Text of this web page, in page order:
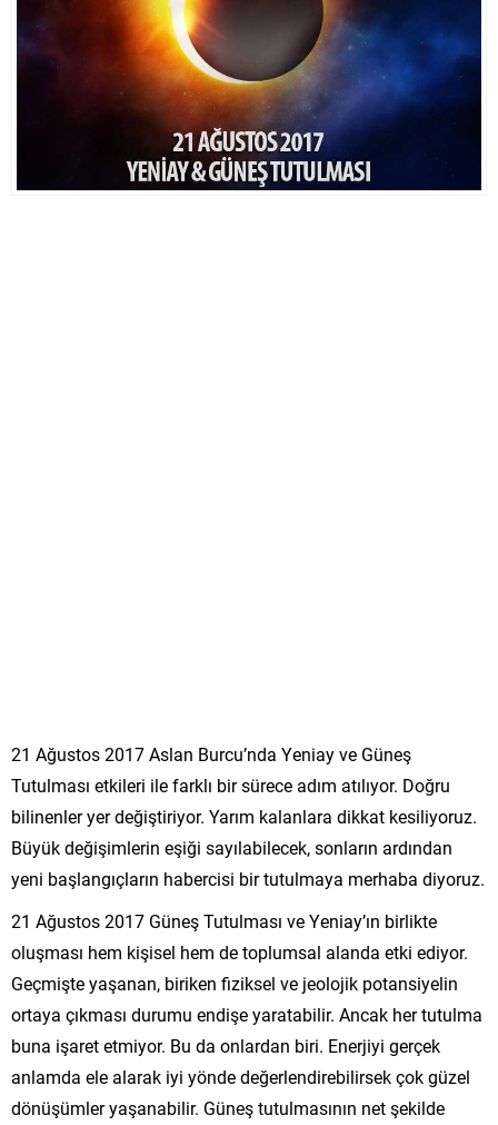
21 Ağustos 2017 Aslan Burcu’nda Yeniay ve Güneş
Tutulması etkileri ile farklı bir sürece adım atılıyor. Doğru
bilinenler yer değiştiriyor. Yarım kalanlara dikkat kesiliyoruz.
Büyük değişimlerin eşiği sayılabilecek, sonların ardından
yeni başlangıçların habercisi bir tutulmaya merhaba diyoruz.
21 Ağustos 2017 Güneş Tutulması ve Yeniay’ın birlikte
oluşması hem kişisel hem de toplumsal alanda etki ediyor.
Geçmişte yaşanan, biriken fiziksel ve jeolojik potansiyelin
ortaya çıkması durumu endişe yaratabilir. Ancak her tutulma
buna işaret etmiyor. Bu da onlardan biri. Enerjiyi gerçek
anlamda ele alarak iyi yönde değerlendirebilirsek çok güzel
dönüşümler yaşanabilir. Güneş tutulmasının net şekilde